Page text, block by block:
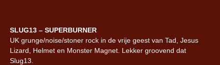
SLUG13 – SUPERBURNER
UK grunge/noise/stoner rock in de vrije geest van Tad, Jesus
Lizard, Helmet en Monster Magnet. Lekker groovend dat
Slug13.